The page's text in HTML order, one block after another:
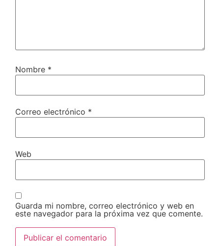
Nombre *
Correo electrónico *
Web
Guarda mi nombre, correo electrónico y web en
este navegador para la próxima vez que comente.